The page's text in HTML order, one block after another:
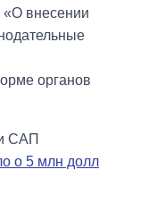
внесении
органов
САП
о 5 млн долл